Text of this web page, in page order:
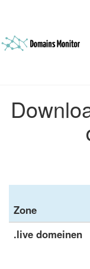
Zone
.live domeinen